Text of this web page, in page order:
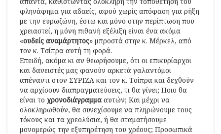
φληνάφημα για αδαείς, αφού χωρίς απόφαση για ρήξη
με την ευρωζώνη, έστω και μόνο στην περίπτωση που
χρειαστεί, η μόνη πιθανή εξέλιξη είναι ένα ακόμα
«ουδείς αναμάρτητος» μπροστά στην κ. Μέρκελ, από
τον κ. Τσίπρα αυτή τη φορά.
Επειδή, ακόμα κι αν θεωρήσουμε, ότι οι επικυρίαρχοι
και δανειστές μας φανούν αρκετά γαλαντόμοι
απέναντι στον ΣΥΡΙΖΑ και τον κ. Τσίπρα και δεχθούν
να αρχίσουν διαπραγματεύσεις, τι θα γίνει; Ποιο θα
είναι το χρονοδιάγραμμα αυτών; Και μέχρι να
ολοκληρωθούν, θα συνεχίσουμε να πληρώνουμε τους
τόκους και τα χρεολύσια, ή θα σταματήσουμε
μονομερώς την εξυπηρέτηση του χρέους; Προσωπικά